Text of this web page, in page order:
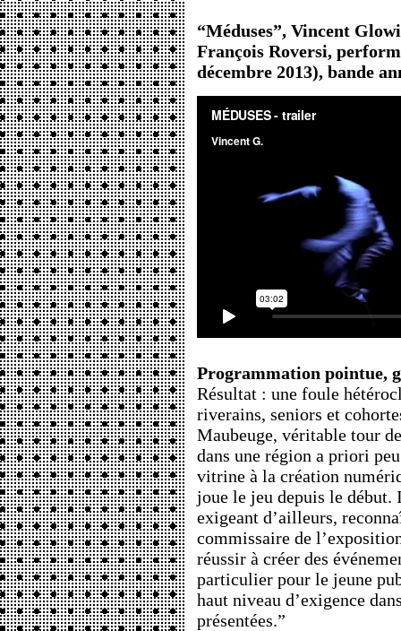
“Méduses”, Vincent
François Roversi,
décembre 2013), bande
Programmation pointue,
Résultat : une foule
riverains, seniors et
Maubeuge, véritable tour
dans une région a priori
vitrine à la création
joue le jeu depuis le début.
exigeant d’ailleurs,
commissaire de
réussir à créer des
particulier pour le jeune
haut niveau d’exigence
présentées.”